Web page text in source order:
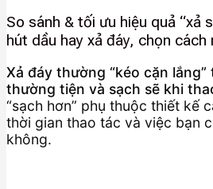
So sánh & tối ưu hiệu quả “xả
hút dầu hay xả đáy, chọn cách
Xả đáy thường “kéo cặn
thường tiện và sạch sẽ khi
“sạch hơn” phụ thuộc thiết kế
thời gian thao tác và việc bạn
không.